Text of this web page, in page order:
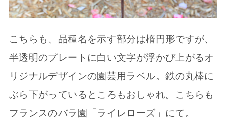
こちらも、品種名を示す部分は楕円形ですが、
半透明のプレートに白い文字が浮かび上がるオ
リジナルデザインの園芸用ラベル。鉄の丸棒に
ぶら下がっているところもおしゃれ。こちらも
フランスのバラ園「ライレローズ」にて。